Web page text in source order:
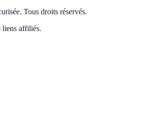
. Tous droits réservés.
liens affiliés.